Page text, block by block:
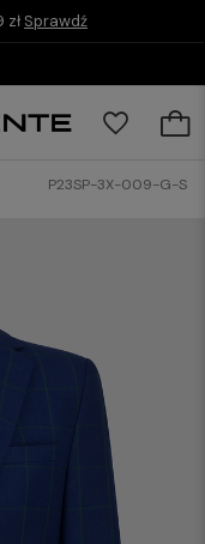
zł Sprawdź
PayPo
P23SP-3X-009-G-S